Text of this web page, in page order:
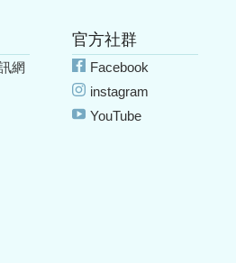
網
官方社群
Facebook
instagram
YouTube